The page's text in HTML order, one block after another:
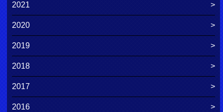
2021
2020
2019
2018
2017
2016